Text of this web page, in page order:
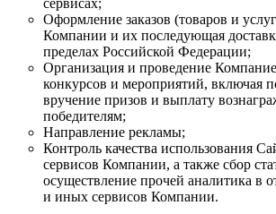
Оформление заказов (товаров и
Компании и их последующая
пределах Российской Федерации;
Организация и проведение
конкурсов и мероприятий, включая
вручение призов и выплату
победителям;
Направление рекламы;
Контроль качества использования
сервисов Компании, а также сбор
осуществление прочей аналитика в
и иных сервисов Компании.